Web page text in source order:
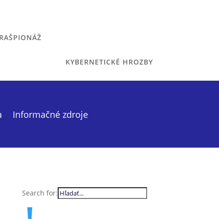
KYBERNETICKÉ HROZBY
Informačné zdroje
Search for: